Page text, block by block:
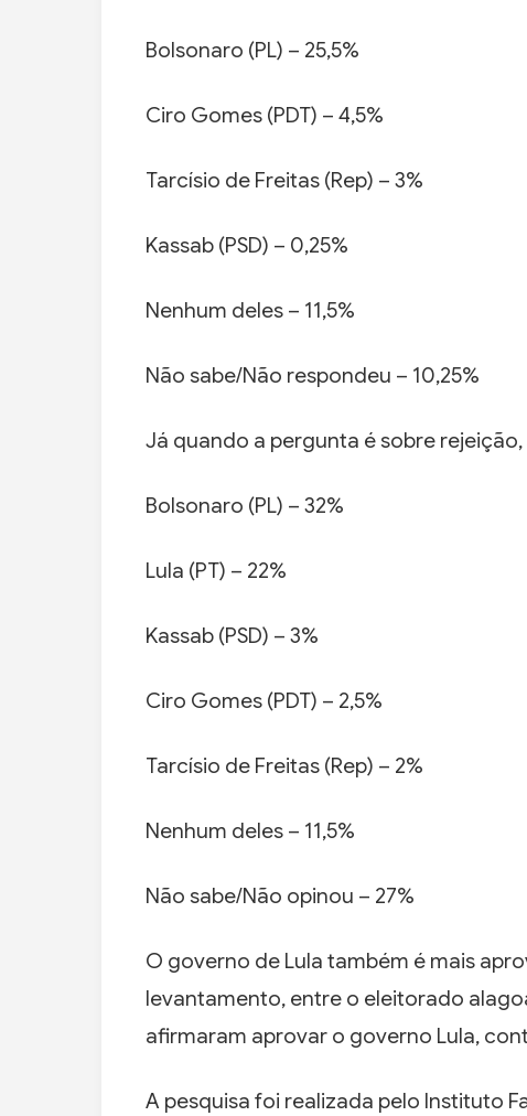
Bolsonaro (PL) – 25,5%
Ciro Gomes (PDT) – 4,5%
Tarcísio de Freitas (Rep) – 3%
Kassab (PSD) – 0,25%
Nenhum deles – 11,5%
Não sabe/Não respondeu – 10,25%
Já quando a pergunta é sobre
Bolsonaro (PL) – 32%
Lula (PT) – 22%
Kassab (PSD) – 3%
Ciro Gomes (PDT) – 2,5%
Tarcísio de Freitas (Rep) – 2%
Nenhum deles – 11,5%
Não sabe/Não opinou – 27%
O governo de Lula também é mais
levantamento, entre o eleitorado
afirmaram aprovar o governo Lula,
A pesquisa foi realizada pelo Instituto